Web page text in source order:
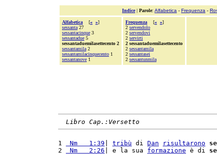
Indice| Parole: Alfabetica - Frequenza -
Alfabetica [« »]
sessanta 27
sessantacinque 3
sessantadue 5
sessantaduemilasettecento 2
sessantamila 2
sessantamilacinquecento 1
sessantanove 1
Frequenza [« »]
2 servendolo
2 servendovi
2 servirti
2 sessantaduemilasettecento
2 sessantamila
2 sessantasei
2 sessantunmila
Libro Cap.:Versetto
1 Nm   1:39 tribù di Dan risultarono
2
Nm   2:26 | e la sua formazione è di